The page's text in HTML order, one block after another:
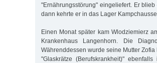
"Ernährungsstörung" eingeliefert. Er
dann kehrte er in das Lager
Einen Monat später kam Wlodziemierz
Krankenhaus Langenhorn. Die
Währenddessen wurde seine Mutter
"Glaskrätze (Berufskrankheit)"